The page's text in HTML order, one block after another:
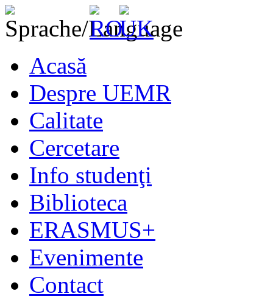
Acasă
Despre UEMR
Calitate
Cercetare
Info studenţi
Biblioteca
ERASMUS+
Evenimente
Contact